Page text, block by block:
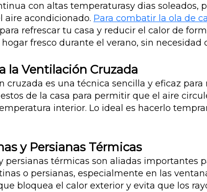
con altas temperaturasy dias
aire acondicionado. Para combatir la ola de
refrescar tu casa y reducir el calor de
fresco durante el verano, sin necesidad
la Ventilación Cruzada
cruzada es una técnica sencilla y eficaz
de la casa para permitir que el aire
interior. Lo ideal es hacerlo
y Persianas Térmicas
persianas térmicas son aliadas importantes
o persianas, especialmente en las
bloquea el calor exterior y evita que los